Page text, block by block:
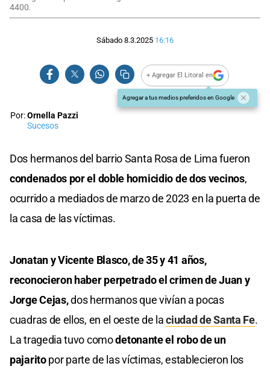
4400.
Sábado 8.3.2025 16:16
+ Agregar El Litoral en
Agregar a tus medios preferidos en Google
Por:Ornella Pazzi
Sucesos
Dos hermanos del barrio Santa Rosa de Lima fueron
condenados por el doble homicidio de dos vecinos,
ocurrido a mediados de marzo de 2023 en la puerta de
la casa de las víctimas.
Jonatan y Vicente Blasco, de 35 y 41 años,
reconocieron haber perpetrado el crimen de Juan y
Jorge Cejas,dos hermanos que vivían a pocas
cuadras de ellos, en el oeste de laciudad de Santa Fe.
La tragedia tuvo comodetonante el robo de un
pajaritopor parte de las víctimas, establecieron los